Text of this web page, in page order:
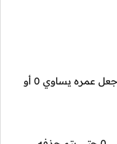
حذف الكوكي يتم من خلال تحديث الكوكي و جعل عمره يساوي 0 أو